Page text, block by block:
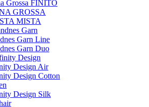
Grossa FINITO
GROSSA
MISTA
Garn
Garn Line
Garn Duo
Design
Design Air
Design Cotton
Design Silk